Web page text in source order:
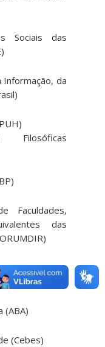
Sociais das
Informação, da
Filosóficas
Faculdades,
das
Pesquisa em
(ABA)
(Cebes)